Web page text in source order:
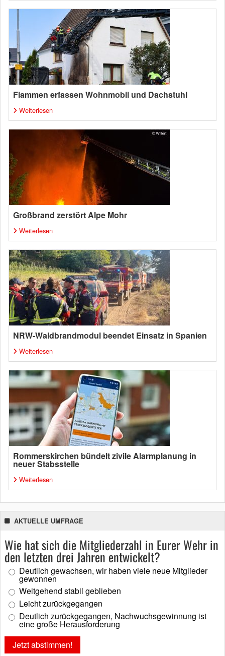
Flammen erfassen Wohnmobil und Dachstuhl
Weiterlesen
Großbrand zerstört Alpe Mohr
Weiterlesen
NRW-Waldbrandmodul beendet Einsatz in Spanien
Weiterlesen
Rommerskirchen bündelt zivile Alarmplanung in
neuer Stabsstelle
Weiterlesen
AKTUELLE UMFRAGE
Wie hat sich die Mitgliederzahl in Eurer Wehr in
den letzten drei Jahren entwickelt?
Deutlich gewachsen, wir haben viele neue Mitglieder
gewonnen
Weitgehend stabil geblieben
Leicht zurückgegangen
Deutlich zurückgegangen, Nachwuchsgewinnung ist
eine große Herausforderung